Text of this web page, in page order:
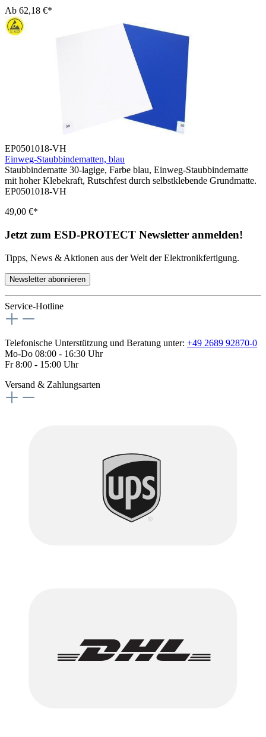
Ab 62,18 €*
EP0501018-VH
Einweg-Staubbindematten, blau
Staubbindematte 30-lagige, Farbe blau, Einweg-Staubbindematte
mit hoher Klebekraft, Rutschfest durch selbstklebende Grundmatte.
EP0501018-VH
49,00 €*
Jetzt zum ESD-PROTECT Newsletter anmelden!
Tipps, News & Aktionen aus der Welt der Elektronikfertigung.
Newsletter abonnieren
Service-Hotline
Telefonische Unterstützung und Beratung unter: +49 2689 92870-0
Mo-Do 08:00 - 16:30 Uhr
Fr 8:00 - 15:00 Uhr
Versand & Zahlungsarten